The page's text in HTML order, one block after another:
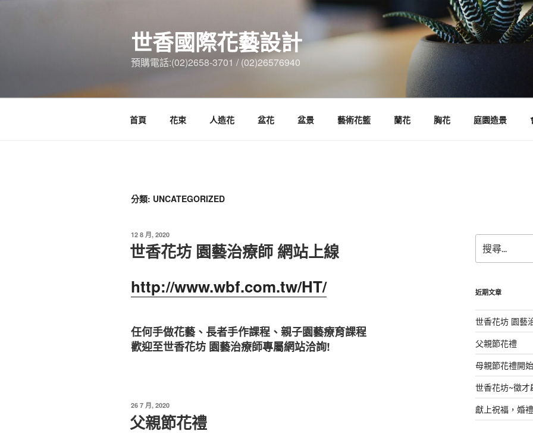
世香國際花藝設計
預購電話:(02)2658-3701 / (02)26576940
首頁 花束 人造花 盆花 盆景 藝術花籃 蘭花 胸花 庭園造景
分類: UNCATEGORIZED
發
佈
於
12 8 月, 2020
世香花坊 園藝治療師 網站上線
http://www.wbf.com.tw/HT/
任何手做花藝、長者手作課程、親子園藝療育課程
歡迎至世香花坊 園藝治療師專屬網站洽詢!
發
佈
於
26 7 月, 2020
父親節花禮
尋
關
字:
近期文章
世香花坊 園藝
父親節花禮
母親節花禮開
世香花坊~徵才
獻上祝福，婚